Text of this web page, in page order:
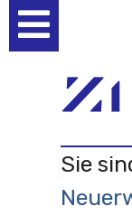
Werkzeuge
Sie